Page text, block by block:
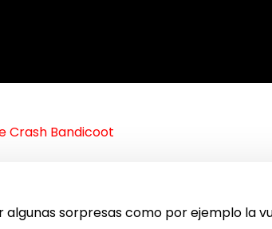
Crash Bandicoot
algunas sorpresas como por ejemplo la